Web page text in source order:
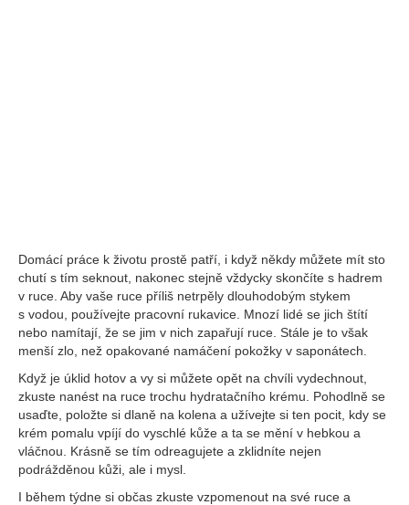
Domácí práce k životu prostě patří, i když někdy můžete mít sto
chutí s tím seknout, nakonec stejně vždycky skončíte s hadrem
v ruce. Aby vaše ruce příliš netrpěly dlouhodobým stykem
s vodou, používejte pracovní rukavice. Mnozí lidé se jich štítí
nebo namítají, že se jim v nich zapařují ruce. Stále je to však
menší zlo, než opakované namáčení pokožky v saponátech.
Když je úklid hotov a vy si můžete opět na chvíli vydechnout,
zkuste nanést na ruce trochu hydratačního krému. Pohodlně se
usaďte, položte si dlaně na kolena a užívejte si ten pocit, kdy se
krém pomalu vpíjí do vyschlé kůže a ta se mění v hebkou a
vláčnou. Krásně se tím odreagujete a zklidníte nejen
podrážděnou kůži, ale i mysl.
I během týdne si občas zkuste vzpomenout na své ruce a